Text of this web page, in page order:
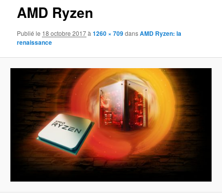
AMD Ryzen
Publié le 18 octobre 2017à1260 × 709dansAMD Ryzen: la
renaissance